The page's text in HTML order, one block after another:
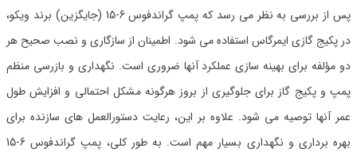
پس از بررسی به نظر می رسد که پمپ گراندفوس 6-15 (جایگزین) برند ویکو،
در پکیج گازی ایمرگاس استفاده می شود. اطمینان از سازگاری و نصب صحیح هر
دو مؤلفه برای بهینه سازی عملکرد آنها ضروری است. نگهداری و بازرسی منظم
پمپ و پکیج گاز برای جلوگیری از بروز هرگونه مشکل احتمالی و افزایش طول
عمر آنها توصیه می شود. علاوه بر این، رعایت دستورالعمل های سازنده برای
بهره برداری و نگهداری بسیار مهم است. به طور کلی، پمپ گراندفوس 6-15